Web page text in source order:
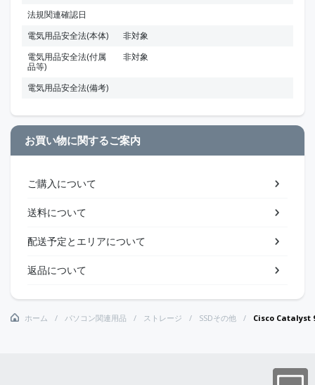
法規関連確認日
電気用品安全法(本体)
非対象
電気用品安全法(付属
品等)
非対象
電気用品安全法(備考)
お買い物に関するご案内
ご購入について
送料について
配送予定とエリアについて
返品について
ホーム パソコン関連用品 ストレージ SSDその他 Cisco Catalyst